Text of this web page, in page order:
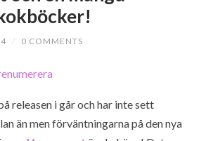
/ 0 COMMENTS
releasen i går och har inte sett
än men förväntningarna på den nya